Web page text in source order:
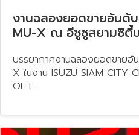
งานฉลองยอดขายอันดับ
MU-X ณ อีซูซูสยามซิตี้
บรรยากาศงานฉลองยอดขายอั
X ในงาน ISUZU SIAM CITY
OF I...